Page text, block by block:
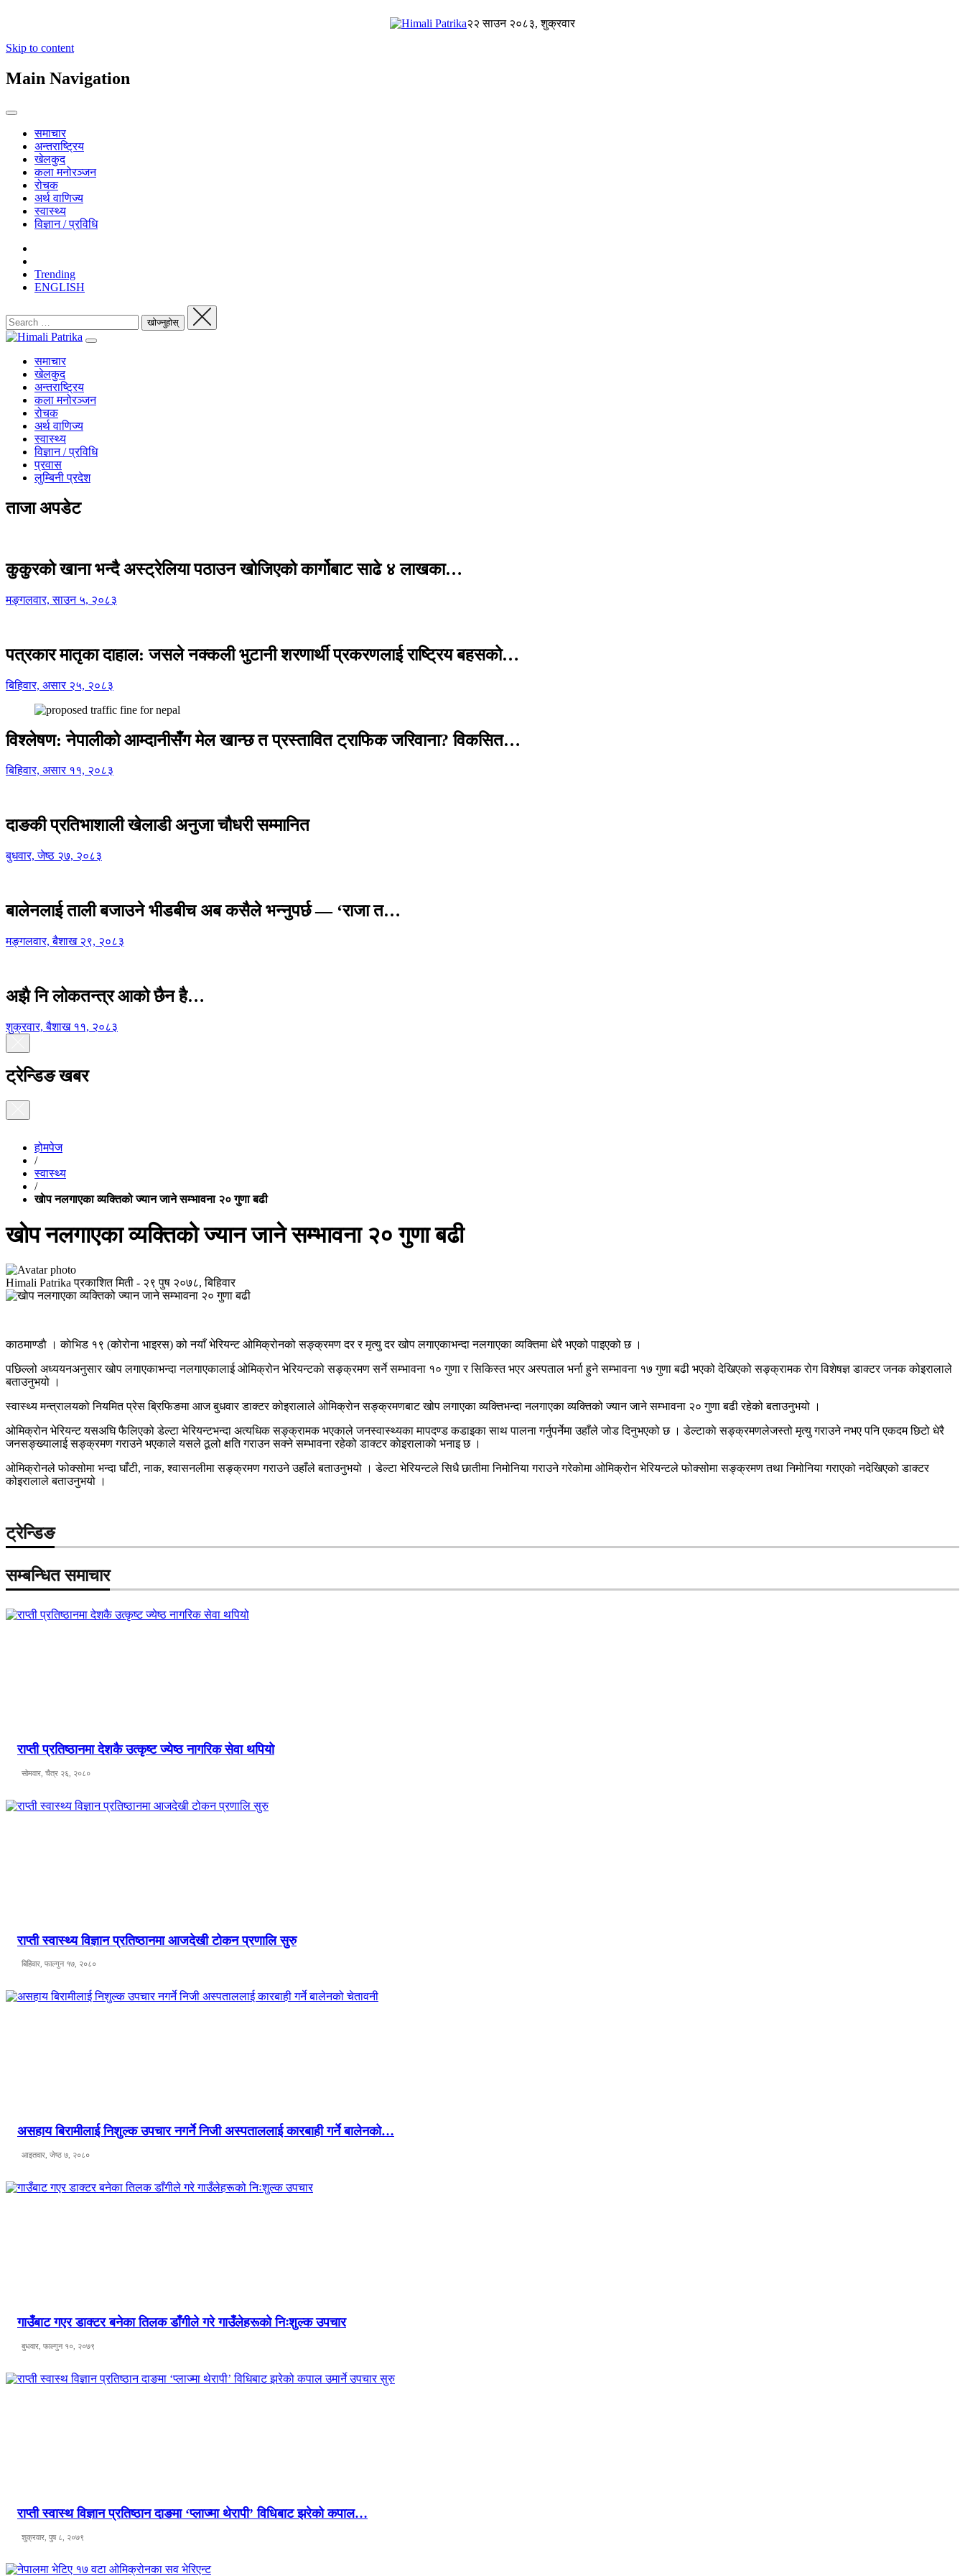
२२ साउन २०८३, शुक्रवार
Skip to content
Main Navigation
समाचार
अन्तराष्ट्रिय
खेलकुद
कला मनोरञ्जन
रोचक
अर्थ वाणिज्य
स्वास्थ्य
विज्ञान / प्रविधि
Trending
ENGLISH
समाचार
खेलकुद
अन्तराष्ट्रिय
कला मनोरञ्जन
रोचक
अर्थ वाणिज्य
स्वास्थ्य
विज्ञान / प्रविधि
प्रवास
लुम्बिनी प्रदेश
ताजा अपडेट
कुकुरको खाना भन्दै अस्ट्रेलिया पठाउन खोजिएको कार्गोबाट साढे ४ लाखका…
मङ्गलवार, साउन ५, २०८३
पत्रकार मातृका दाहाल: जसले नक्कली भुटानी शरणार्थी प्रकरणलाई राष्ट्रिय बहसको…
बिहिवार, असार २५, २०८३
विश्लेषण: नेपालीको आम्दानीसँग मेल खान्छ त प्रस्तावित ट्राफिक जरिवाना? विकसित…
बिहिवार, असार ११, २०८३
दाङकी प्रतिभाशाली खेलाडी अनुजा चौधरी सम्मानित
बुधवार, जेष्ठ २७, २०८३
बालेनलाई ताली बजाउने भीडबीच अब कसैले भन्नुपर्छ — ‘राजा त…
मङ्गलवार, बैशाख २९, २०८३
अझै नि लोकतन्त्र आको छैन है…
शुक्रवार, बैशाख ११, २०८३
ट्रेन्डिङ खबर
होमपेज
/
स्वास्थ्य
/
खाेप नलगाएका व्यक्तिको ज्यान जाने सम्भावना २० गुणा बढी
खाेप नलगाएका व्यक्तिको ज्यान जाने सम्भावना २० गुणा बढी
Himali Patrika प्रकाशित मिती - २९ पुष २०७८, बिहिवार
काठमाण्डाै । काेभिड १९ (कोरोना भाइरस) को नयाँ भेरियन्ट ओमिक्रोनको सङ्क्रमण दर र मृत्यु दर खोप लगाएकाभन्दा नलगाएका व्यक्तिमा धेरै भएको पाइएको छ ।
पछिल्लो अध्ययनअनुसार खोप लगाएकाभन्दा नलगाएकालाई ओमिक्रोन भेरियन्टको सङ्क्रमण सर्ने सम्भावना १० गुणा र सिकिस्त भएर अस्पताल भर्ना हुने सम्भावना १७ गुणा बढी भएको देखिएको सङ्क्रामक रोग विशेषज्ञ डाक्टर जनक कोइरालाले
बताउनुभयो ।
स्वास्थ्य मन्त्रालयको नियमित प्रेस ब्रिफिङमा आज बुधवार डाक्टर कोइरालाले ओमिक्राेन सङ्क्रमणबाट खोप लगाएका व्यक्तिभन्दा नलगाएका व्यक्तिको ज्यान जाने सम्भावना २० गुणा बढी रहेको बताउनुभयो ।
ओमिक्रोन भेरियन्ट यसअघि फैलिएको डेल्टा भेरियन्टभन्दा अत्यधिक सङ्क्रामक भएकाले जनस्वास्थ्यका मापदण्ड कडाइका साथ पालना गर्नुपर्नेमा उहाँले जोड दिनुभएको छ । डेल्टाकाे सङ्क्रमणलेजस्तो मृत्यु गराउने नभए पनि एकदम छिटो धेरै
जनसङ्ख्यालाई सङ्क्रमण गराउने भएकाले यसले ठूलो क्षति गराउन सक्ने सम्भावना रहेको डाक्टर काेइरालाकाे भनाइ छ ।
ओमिक्रोनले फोक्सोमा भन्दा घाँटी, नाक, श्वासनलीमा सङ्क्रमण गराउने उहाँले बताउनुभयो । डेल्टा भेरियन्टले सिधै छातीमा निमोनिया गराउने गरेकोमा ओमिक्रोन भेरियन्टले फोक्सोमा सङ्क्रमण तथा निमोनिया गराएको नदेखिएको डाक्टर
कोइरालाले बताउनुभयो ।
ट्रेन्डिङ
सम्बन्धित समाचार
राप्ती प्रतिष्ठानमा देशकै उत्कृष्ट ज्येष्ठ नागरिक सेवा थपियो
सोमवार, चैत्र २६, २०८०
राप्ती स्वास्थ्य विज्ञान प्रतिष्ठानमा आजदेखी टोकन प्रणालि सुरु
बिहिवार, फाल्गुन १७, २०८०
असहाय बिरामीलाई निशुल्क उपचार नगर्ने निजी अस्पताललाई कारबाही गर्ने बालेनको…
आइतवार, जेष्ठ ७, २०८०
गाउँबाट गएर डाक्टर बनेका तिलक डाँगीले गरे गाउँलेहरूको निःशुल्क उपचार
बुधवार, फाल्गुन १०, २०७९
राप्ती स्वास्थ विज्ञान प्रतिष्ठान दाङमा ‘प्लाज्मा थेरापी’ विधिबाट झरेको कपाल…
शुक्रवार, पुष ८, २०७९